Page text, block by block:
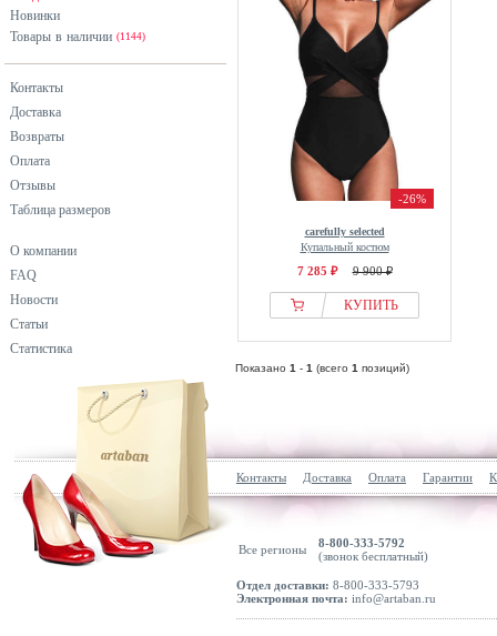
Новинки
Товары в наличии (1144)
Контакты
Доставка
Возвраты
Оплата
Отзывы
Таблица размеров
О компании
FAQ
Новости
Статьи
Статистика
-26%
carefully selected
Купальный костюм
7 285 ₽ 9 900 ₽
КУПИТЬ
Показано 1 - 1 (всего 1 позиций)
Контакты Доставка Оплата Гарантии
Все регионы
8-800-333-5792
(звонок бесплатный)
Отдел доставки: 8-800-333-5793
Электронная почта: info@artaban.ru